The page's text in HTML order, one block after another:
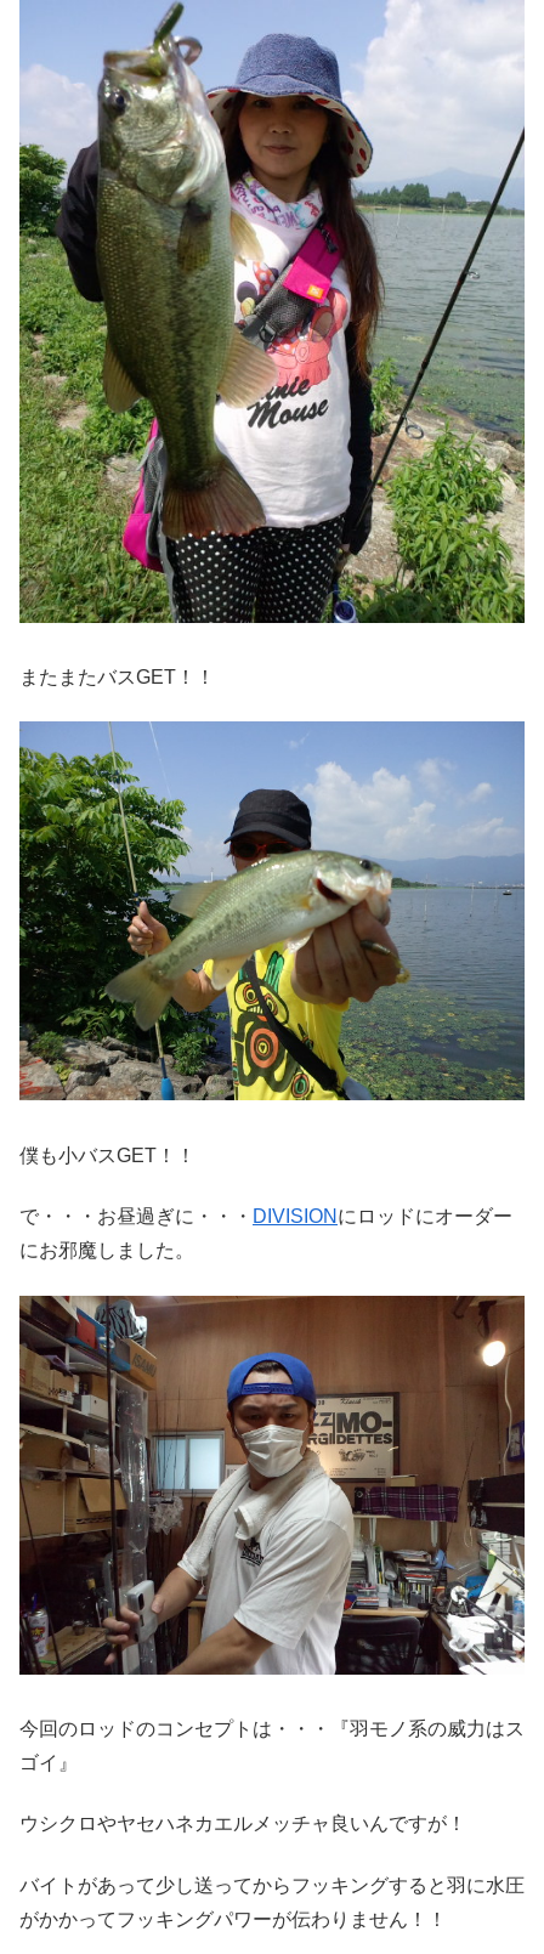
またまたバスGET！！
僕も小バスGET！！
で・・・お昼過ぎに・・・ DIVISION にロッドにオーダー
にお邪魔しました。
今回のロッドのコンセプトは・・・『羽モノ系の威力はス
ゴイ』
ウシクロやヤセハネカエルメッチャ良いんですが！
バイトがあって少し送ってからフッキングすると羽に水圧
がかかってフッキングパワーが伝わりません！！